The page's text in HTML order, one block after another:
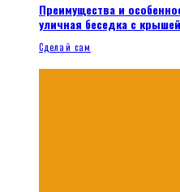
Преимущества и
уличная беседка с
Сделай сам